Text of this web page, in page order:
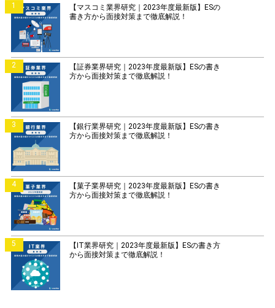
1
【マスコミ業界研究｜2023年度最新版】ESの
書き方から面接対策まで徹底解説！
2
【証券業界研究｜2023年度最新版】ESの書き
方から面接対策まで徹底解説！
3
【銀行業界研究｜2023年度最新版】ESの書き
方から面接対策まで徹底解説！
4
【菓子業界研究｜2023年度最新版】ESの書き
方から面接対策まで徹底解説！
5
【IT業界研究｜2023年度最新版】ESの書き方
から面接対策まで徹底解説！